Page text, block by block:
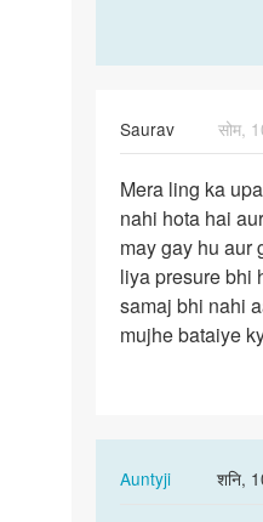
Saurav
सोम,
Mera
ling
ka
upar
ka
skin…
Mera ling ka
nahi hota hai
may gay hu aur
liya presure bhi
samaj bhi nahi
mujhe bataiye
Auntyji
शनि,
In